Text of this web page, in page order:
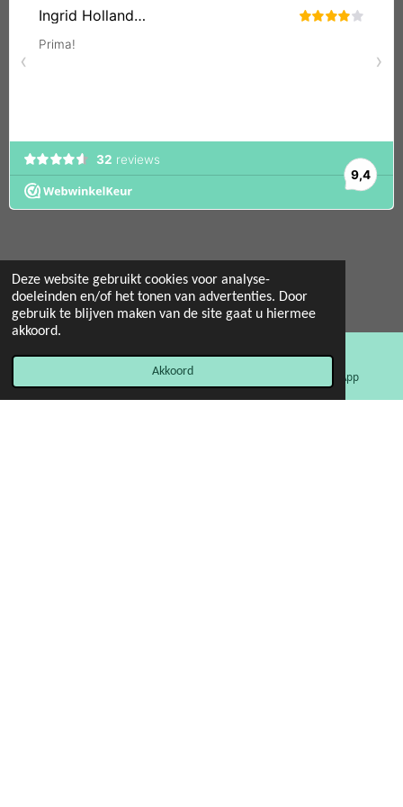
Deze website gebruikt cookies voor analyse-
doeleinden en/of het tonen van advertenties. Door
gebruik te blijven maken van de site gaat u hiermee
akkoord.
Akkoord
© 2022 - 2026 Mint 11 giftstore
Powered byJouwWeb
Facebook WhatsApp